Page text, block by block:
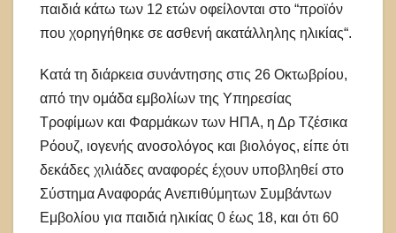
παιδιά κάτω των 12 ετών οφείλονται στο “προϊόν
που χορηγήθηκε σε ασθενή ακατάλληλης ηλικίας“.
Κατά τη διάρκεια συνάντησης στις 26 Οκτωβρίου,
από την ομάδα εμβολίων της Υπηρεσίας
Τροφίμων και Φαρμάκων των ΗΠΑ, η Δρ Τζέσικα
Ρόουζ, ιογενής ανοσολόγος και βιολόγος, είπε ότι
δεκάδες χιλιάδες αναφορές έχουν υποβληθεί στο
Σύστημα Αναφοράς Ανεπιθύμητων Συμβάντων
Εμβολίου για παιδιά ηλικίας 0 έως 18, και ότι 60